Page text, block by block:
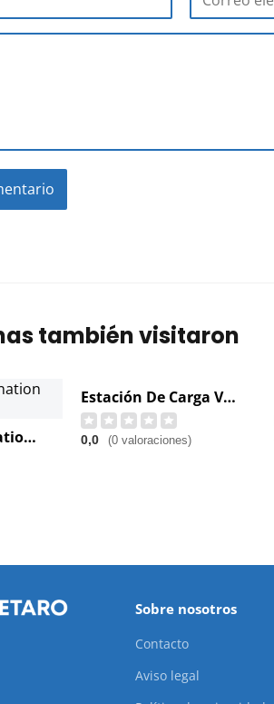
también visitaron
Porsche Destination Charging
Estación De Carga Vemo
0,0 (0 valoraciones)
Sobre nosotros
Contacto
Aviso legal